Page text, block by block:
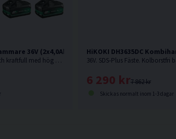
36V (2x4,0Ah)
36V. SDS-Max fäste. Kompakt och kraftfull med hög avverkning och snabb borrsjunkhastighet.
HiKOKI DH3635DC
7 862 kr
6 290 kr
Skickas normalt inom 1-3 dagar